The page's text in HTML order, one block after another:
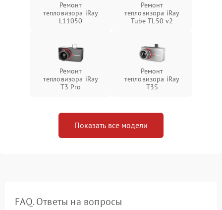
Ремонт
тепловизора iRay
L11050
Ремонт
тепловизора iRay
Tube TL50 v2
Ремонт
тепловизора iRay
T3 Pro
Ремонт
тепловизора iRay
T3S
Показать все модели
FAQ. Ответы на вопросы